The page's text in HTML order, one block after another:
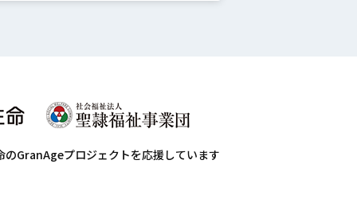
のGranAgeプロジェクトを応援しています